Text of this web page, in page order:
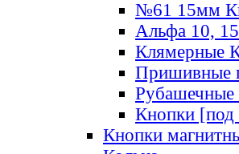
№61 15мм
Альфа 10,
Клямерные
Пришивные
Кнопки [под
Кнопки